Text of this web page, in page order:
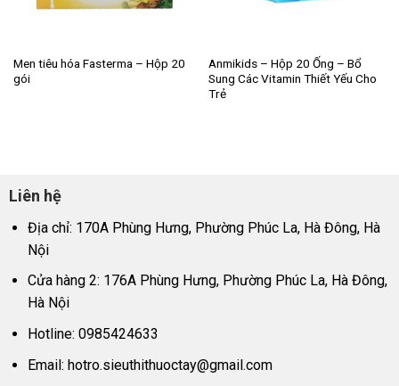
Men tiêu hóa Fasterma – Hộp 20
gói
Anmikids – Hộp 20 Ống – Bổ
Sung Các Vitamin Thiết Yếu Cho
Trẻ
Liên hệ
Địa chỉ: 170A Phùng Hưng, Phường Phúc La, Hà Đông, Hà
Nội
Cửa hàng 2: 176A Phùng Hưng, Phường Phúc La, Hà Đông,
Hà Nội
Hotline: 0985424633
Email: hotro.sieuthithuoctay@gmail.com